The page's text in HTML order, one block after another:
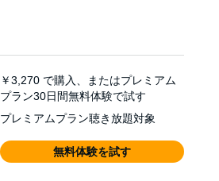
￥3,270 で購入、またはプレミアム
プラン30日間無料体験で試す
プレミアムプラン聴き放題対象
無料体験を試す